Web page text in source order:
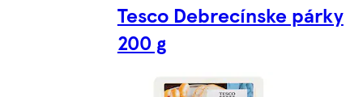
Tesco Debrecínske párky
200 g